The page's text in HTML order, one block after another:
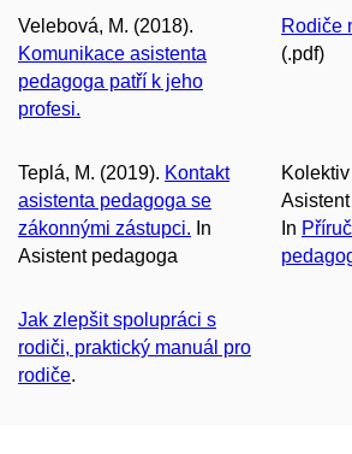
Velebová, M. (2018).
Komunikace asistenta
pedagoga patří k jeho
profesi.
Rodiče
(.pdf)
Teplá, M. (2019). Kontakt
asistenta pedagoga se
zákonnými zástupci. In
Asistent pedagoga
In
Jak zlepšit spolupráci s
rodiči, praktický manuál pro
rodiče.